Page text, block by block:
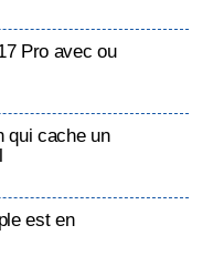
Pro avec ou
qui cache un
est en